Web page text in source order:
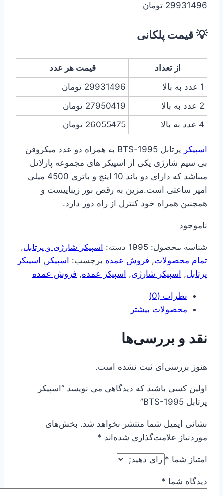
29931496 تومان
💡 قیمت پلکانی
از تعداد
قیمت هر عدد
1 عدد به بالا
29931496 تومان
2 عدد به بالا
27950419 تومان
4 عدد به بالا
26055475 تومان
اسپیکر
پرتابل BTS-1995 به همراه دو عدد میکروفن
بی سیم شارژی یکی از اسپیکر های مجموعه پارلاتل
میباشد که دارای دو باند 10 اینچ و باتری 4500 میلی
امپر ساعتی است.مزین به رقص نور زیباییست و
همچنین همراه خود کنترل از راه دور دارد.
ناموجود
شناسه محصول: 1995 دسته: اسپیکر شارژی و پرتابل,
تمام محصولات, فروش عمده برچسب: اسپیکر , اسپیکر
پرتابل, اسپیکر شارژی, اسپیکر عمده, فروش عمده
نظرات (0)
محصولات بیشتر
نقد و بررسی‌ها
هنوز بررسی‌ای ثبت نشده است.
اولین کسی باشید که دیدگاهی می نویسد “اسپیکر
پرتابل BTS-1995”
نشانی ایمیل شما منتشر نخواهد شد. بخش‌های
موردنیاز علامت‌گذاری شده‌اند *
امتیاز شما *
دیدگاه شما *